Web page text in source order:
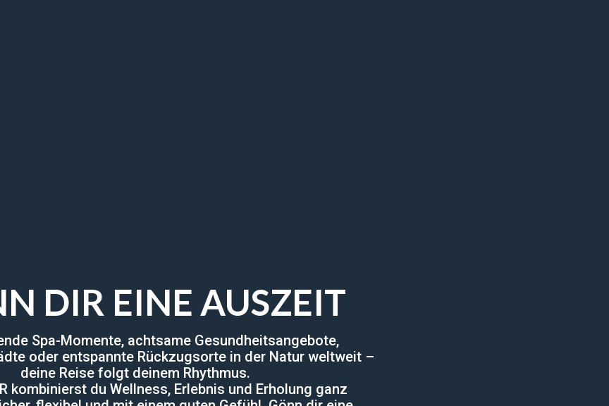
DIR EINE AUSZEIT
Spa-Momente, achtsame Gesundheitsangebote,
oder entspannte Rückzugsorte in der Natur weltweit –
deine Reise folgt deinem Rhythmus.
kombinierst du Wellness, Erlebnis und Erholung ganz